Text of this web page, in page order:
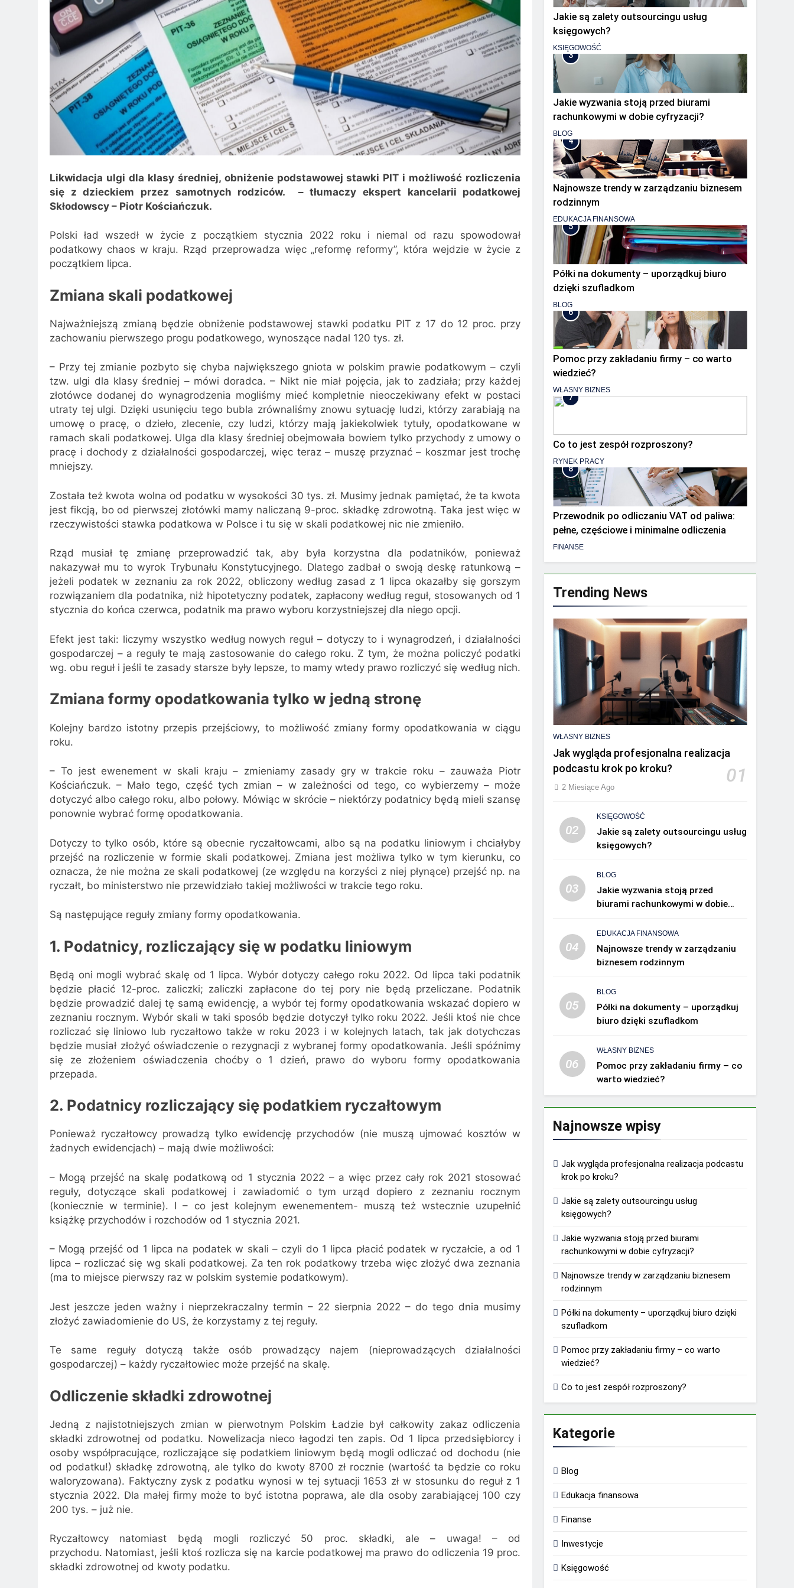
Likwidacja ulgi dla klasy średniej, obniżenie podstawowej stawki PIT i możliwość rozliczenia
się z dzieckiem przez samotnych rodziców. – tłumaczy ekspert kancelarii podatkowej
Skłodowscy – Piotr Kościańczuk.
Polski ład wszedł w życie z początkiem stycznia 2022 roku i niemal od razu spowodował
podatkowy chaos w kraju. Rząd przeprowadza więc „reformę reformy”, która wejdzie w życie z
początkiem lipca.
Zmiana skali podatkowej
Najważniejszą zmianą będzie obniżenie podstawowej stawki podatku PIT z 17 do 12 proc. przy
zachowaniu pierwszego progu podatkowego, wynoszące nadal 120 tys. zł.
– Przy tej zmianie pozbyto się chyba największego gniota w polskim prawie podatkowym – czyli
tzw. ulgi dla klasy średniej – mówi doradca. – Nikt nie miał pojęcia, jak to zadziała; przy każdej
złotówce dodanej do wynagrodzenia mogliśmy mieć kompletnie nieoczekiwany efekt w postaci
utraty tej ulgi. Dzięki usunięciu tego bubla zrównaliśmy znowu sytuację ludzi, którzy zarabiają na
umowę o pracę, o dzieło, zlecenie, czy ludzi, którzy mają jakiekolwiek tytuły, opodatkowane w
ramach skali podatkowej. Ulga dla klasy średniej obejmowała bowiem tylko przychody z umowy o
pracę i dochody z działalności gospodarczej, więc teraz – muszę przyznać – koszmar jest trochę
mniejszy.
Została też kwota wolna od podatku w wysokości 30 tys. zł. Musimy jednak pamiętać, że ta kwota
jest fikcją, bo od pierwszej złotówki mamy naliczaną 9-proc. składkę zdrowotną. Taka jest więc w
rzeczywistości stawka podatkowa w Polsce i tu się w skali podatkowej nic nie zmieniło.
Rząd musiał tę zmianę przeprowadzić tak, aby była korzystna dla podatników, ponieważ
nakazywał mu to wyrok Trybunału Konstytucyjnego. Dlatego zadbał o swoją deskę ratunkową –
jeżeli podatek w zeznaniu za rok 2022, obliczony według zasad z 1 lipca okazałby się gorszym
rozwiązaniem dla podatnika, niż hipotetyczny podatek, zapłacony według reguł, stosowanych od 1
stycznia do końca czerwca, podatnik ma prawo wyboru korzystniejszej dla niego opcji.
Efekt jest taki: liczymy wszystko według nowych reguł – dotyczy to i wynagrodzeń, i działalności
gospodarczej – a reguły te mają zastosowanie do całego roku. Z tym, że można policzyć podatki
wg. obu reguł i jeśli te zasady starsze były lepsze, to mamy wtedy prawo rozliczyć się według nich.
Zmiana formy opodatkowania tylko w jedną stronę
Kolejny bardzo istotny przepis przejściowy, to możliwość zmiany formy opodatkowania w ciągu
roku.
– To jest ewenement w skali kraju – zmieniamy zasady gry w trakcie roku – zauważa Piotr
Kościańczuk. – Mało tego, część tych zmian – w zależności od tego, co wybierzemy – może
dotyczyć albo całego roku, albo połowy. Mówiąc w skrócie – niektórzy podatnicy będą mieli szansę
ponownie wybrać formę opodatkowania.
Dotyczy to tylko osób, które są obecnie ryczałtowcami, albo są na podatku liniowym i chciałyby
przejść na rozliczenie w formie skali podatkowej. Zmiana jest możliwa tylko w tym kierunku, co
oznacza, że nie można ze skali podatkowej (ze względu na korzyści z niej płynące) przejść np. na
ryczałt, bo ministerstwo nie przewidziało takiej możliwości w trakcie tego roku.
Są następujące reguły zmiany formy opodatkowania.
1. Podatnicy, rozliczający się w podatku liniowym
Będą oni mogli wybrać skalę od 1 lipca. Wybór dotyczy całego roku 2022. Od lipca taki podatnik
będzie płacić 12-proc. zaliczki; zaliczki zapłacone do tej pory nie będą przeliczane. Podatnik
będzie prowadzić dalej tę samą ewidencję, a wybór tej formy opodatkowania wskazać dopiero w
zeznaniu rocznym. Wybór skali w taki sposób będzie dotyczył tylko roku 2022. Jeśli ktoś nie chce
rozliczać się liniowo lub ryczałtowo także w roku 2023 i w kolejnych latach, tak jak dotychczas
będzie musiał złożyć oświadczenie o rezygnacji z wybranej formy opodatkowania. Jeśli spóźnimy
się ze złożeniem oświadczenia choćby o 1 dzień, prawo do wyboru formy opodatkowania
przepada.
2. Podatnicy rozliczający się podatkiem ryczałtowym
Ponieważ ryczałtowcy prowadzą tylko ewidencję przychodów (nie muszą ujmować kosztów w
żadnych ewidencjach) – mają dwie możliwości:
– Mogą przejść na skalę podatkową od 1 stycznia 2022 – a więc przez cały rok 2021 stosować
reguły, dotyczące skali podatkowej i zawiadomić o tym urząd dopiero z zeznaniu rocznym
(koniecznie w terminie). I – co jest kolejnym ewenementem- muszą też wstecznie uzupełnić
książkę przychodów i rozchodów od 1 stycznia 2021.
– Mogą przejść od 1 lipca na podatek w skali – czyli do 1 lipca płacić podatek w ryczałcie, a od 1
lipca – rozliczać się wg skali podatkowej. Za ten rok podatkowy trzeba więc złożyć dwa zeznania
(ma to miejsce pierwszy raz w polskim systemie podatkowym).
Jest jeszcze jeden ważny i nieprzekraczalny termin – 22 sierpnia 2022 – do tego dnia musimy
złożyć zawiadomienie do US, że korzystamy z tej reguły.
Te same reguły dotyczą także osób prowadzący najem (nieprowadzących działalności
gospodarczej) – każdy ryczałtowiec może przejść na skalę.
Odliczenie składki zdrowotnej
Jedną z najistotniejszych zmian w pierwotnym Polskim Ładzie był całkowity zakaz odliczenia
składki zdrowotnej od podatku. Nowelizacja nieco łagodzi ten zapis. Od 1 lipca przedsiębiorcy i
osoby współpracujące, rozliczające się podatkiem liniowym będą mogli odliczać od dochodu (nie
od podatku!) składkę zdrowotną, ale tylko do kwoty 8700 zł rocznie (wartość ta będzie co roku
waloryzowana). Faktyczny zysk z podatku wynosi w tej sytuacji 1653 zł w stosunku do reguł z 1
stycznia 2022. Dla małej firmy może to być istotna poprawa, ale dla osoby zarabiającej 100 czy
200 tys. – już nie.
Ryczałtowcy natomiast będą mogli rozliczyć 50 proc. składki, ale – uwaga! – od
przychodu. Natomiast, jeśli ktoś rozlicza się na karcie podatkowej ma prawo do odliczenia 19 proc.
składki zdrowotnej od kwoty podatku.
Jakie są zalety outsourcingu usług
księgowych?
KSIĘGOWOŚĆ
3
Jakie wyzwania stoją przed biurami
rachunkowymi w dobie cyfryzacji?
BLOG
4
Najnowsze trendy w zarządzaniu biznesem
rodzinnym
EDUKACJA FINANSOWA
5
Półki na dokumenty – uporządkuj biuro
dzięki szufladkom
BLOG
6
Pomoc przy zakładaniu firmy – co warto
wiedzieć?
WŁASNY BIZNES
7
Co to jest zespół rozproszony?
RYNEK PRACY
8
Przewodnik po odliczaniu VAT od paliwa:
pełne, częściowe i minimalne odliczenia
FINANSE
Trending News
WŁASNY BIZNES
Jak wygląda profesjonalna realizacja
podcastu krok po kroku?
01
2 Miesiące Ago
02
KSIĘGOWOŚĆ
Jakie są zalety outsourcingu usług
księgowych?
03
BLOG
Jakie wyzwania stoją przed
biurami rachunkowymi w dobie
04
EDUKACJA FINANSOWA
Najnowsze trendy w zarządzaniu
biznesem rodzinnym
05
BLOG
Półki na dokumenty – uporządkuj
biuro dzięki szufladkom
06
WŁASNY BIZNES
Pomoc przy zakładaniu firmy – co
warto wiedzieć?
Najnowsze wpisy
Jak wygląda profesjonalna realizacja podcastu
krok po kroku?
Jakie są zalety outsourcingu usług
księgowych?
Jakie wyzwania stoją przed biurami
rachunkowymi w dobie cyfryzacji?
Najnowsze trendy w zarządzaniu biznesem
rodzinnym
Półki na dokumenty – uporządkuj biuro dzięki
szufladkom
Pomoc przy zakładaniu firmy – co warto
wiedzieć?
Co to jest zespół rozproszony?
Kategorie
Blog
Edukacja finansowa
Finanse
Inwestycje
Księgowość